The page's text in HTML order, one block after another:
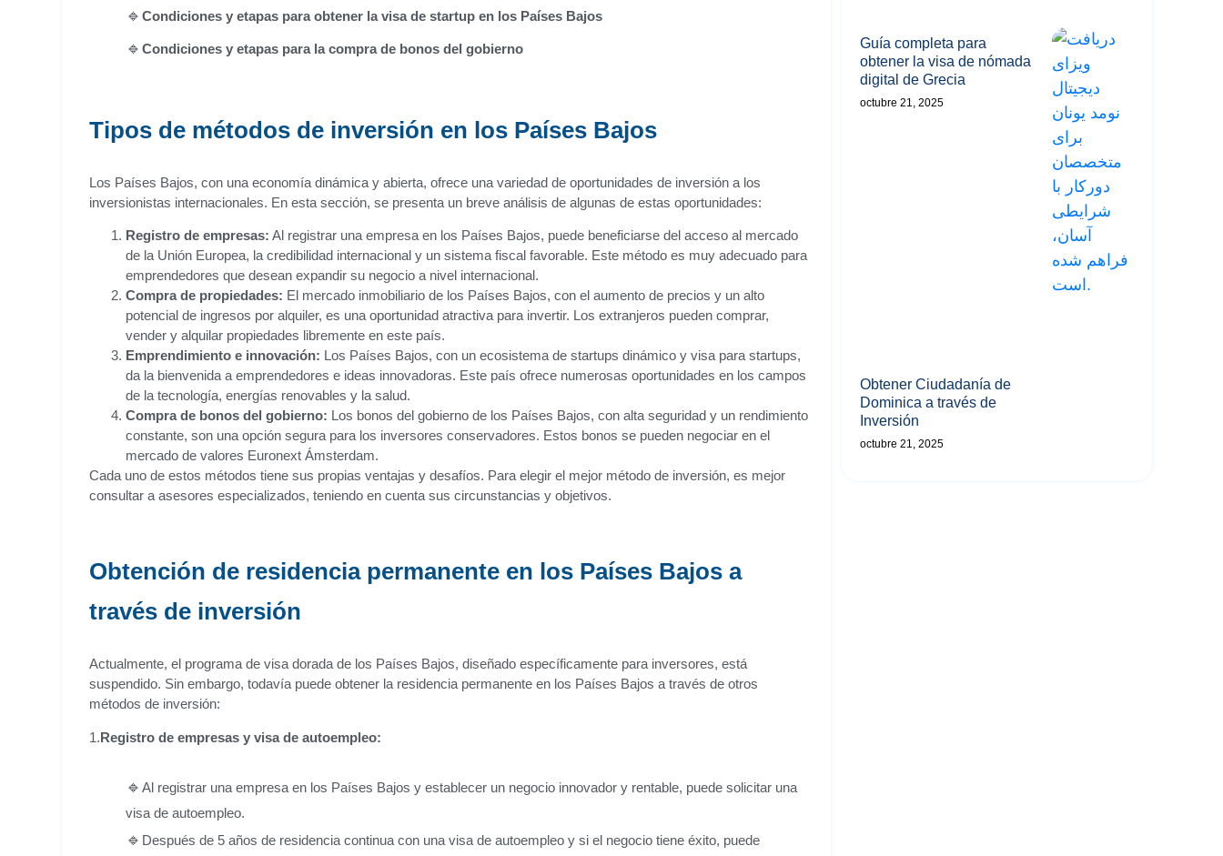
Condiciones y etapas para obtener la visa de startup en los Países Bajos
Condiciones y etapas para la compra de bonos del gobierno
Tipos de métodos de inversión en los Países Bajos
Los Países Bajos, con una economía dinámica y abierta, ofrece una variedad de oportunidades de inversión a los
inversionistas internacionales. En esta sección, se presenta un breve análisis de algunas de estas oportunidades:
Registro de empresas: Al registrar una empresa en los Países Bajos, puede beneficiarse del acceso al mercado
de la Unión Europea, la credibilidad internacional y un sistema fiscal favorable. Este método es muy adecuado para
emprendedores que desean expandir su negocio a nivel internacional.
Compra de propiedades: El mercado inmobiliario de los Países Bajos, con el aumento de precios y un alto
potencial de ingresos por alquiler, es una oportunidad atractiva para invertir. Los extranjeros pueden comprar,
vender y alquilar propiedades libremente en este país.
Emprendimiento e innovación: Los Países Bajos, con un ecosistema de startups dinámico y visa para startups,
da la bienvenida a emprendedores e ideas innovadoras. Este país ofrece numerosas oportunidades en los campos
de la tecnología, energías renovables y la salud.
Compra de bonos del gobierno: Los bonos del gobierno de los Países Bajos, con alta seguridad y un rendimiento
constante, son una opción segura para los inversores conservadores. Estos bonos se pueden negociar en el
mercado de valores Euronext Ámsterdam.
Cada uno de estos métodos tiene sus propias ventajas y desafíos. Para elegir el mejor método de inversión, es mejor
consultar a asesores especializados, teniendo en cuenta sus circunstancias y objetivos.
Obtención de residencia permanente en los Países Bajos a
través de inversión
Actualmente, el programa de visa dorada de los Países Bajos, diseñado específicamente para inversores, está
suspendido. Sin embargo, todavía puede obtener la residencia permanente en los Países Bajos a través de otros
métodos de inversión:
1.Registro de empresas y visa de autoempleo:
Al registrar una empresa en los Países Bajos y establecer un negocio innovador y rentable, puede solicitar una
visa de autoempleo.
Después de 5 años de residencia continua con una visa de autoempleo y si el negocio tiene éxito, puede
Guía completa para
obtener la visa de nómada
digital de Grecia
octubre 21, 2025
Obtener Ciudadanía de
Dominica a través de
Inversión
octubre 21, 2025